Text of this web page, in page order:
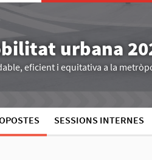
urbana
eficient i equitativa a la
SESSIONS INTERNES